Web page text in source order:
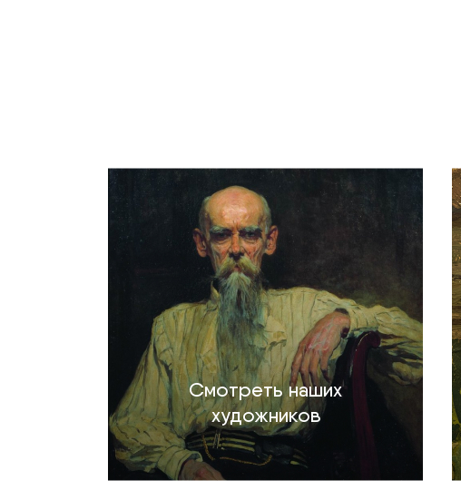
Смотреть наших
художников